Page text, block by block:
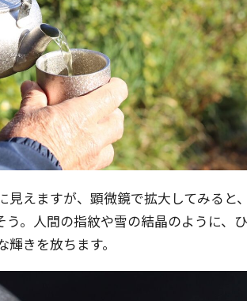
見えますが、顕微鏡で拡大してみると
。人間の指紋や雪の結晶のように、
きを放ちます。